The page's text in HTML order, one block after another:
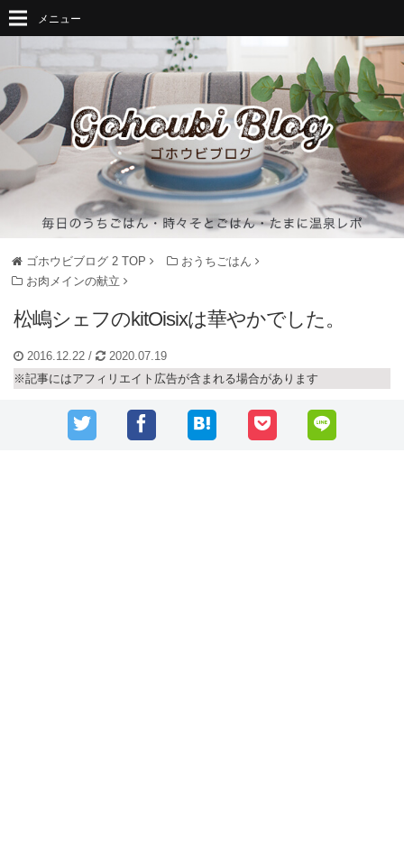
メニュー
ゴホウビブログ 2TOP
おうちごはん
お肉メインの献立
松嶋シェフのkitOisixは華やかでした。
2016.12.22 /
2020.07.19
※記事にはアフィリエイト広告が含まれる場合があります